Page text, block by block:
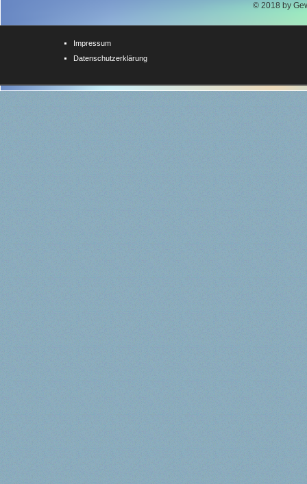
© 2018 by
Impressum
Datenschutzerklärung